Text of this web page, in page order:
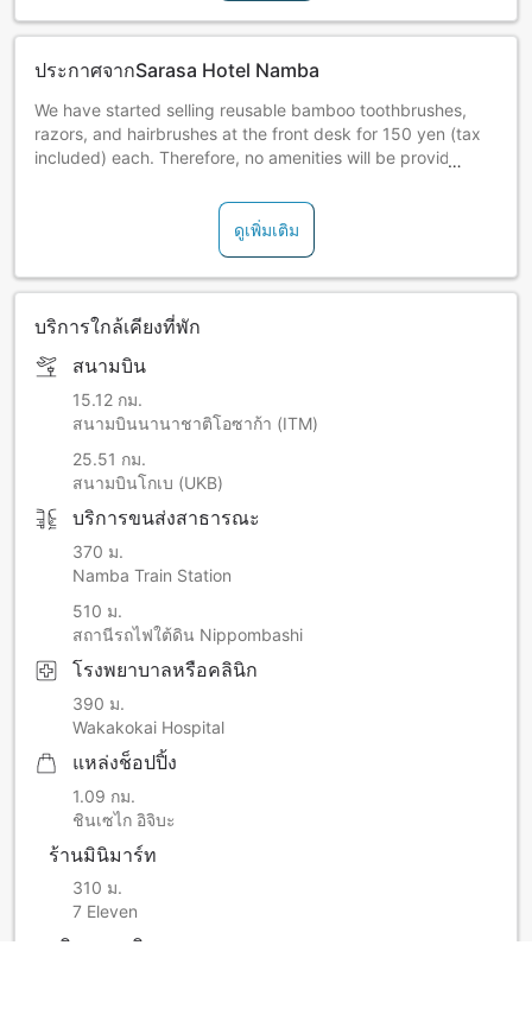
ประกาศจากSarasa Hotel Namba
We have started selling reusable bamboo toothbrushes,
razors, and hairbrushes at the front desk for 150 yen (tax
included) each. Therefore, no amenities will be provided in
environmentally-friendly amenities in the future.
Important Information Regarding Cleaning For guests
staying multiple nights, cleaning by the housekeeping staff
(including light cleaning and full cleaning) will be
conducted once every 3 days.
Towels can be exchanged daily. Further details will be
ดูเพิ่มเติม
บริการใกล้เคียงที่พัก
สนามบิน
15.12 กม.
สนามบินนานาชาติโอซาก้า (ITM)
25.51 กม.
สนามบินโกเบ (UKB)
บริการขนส่งสาธารณะ
370 ม.
Namba Train Station
510 ม.
สถานีรถไฟใต้ดิน Nippombashi
โรงพยาบาลหรือคลินิก
390 ม.
Wakakokai Hospital
แหล่งช็อปปิ้ง
1.09 กม.
ชินเซไก อิจิบะ
ร้านมินิมาร์ท
310 ม.
7 Eleven
บริการกดเงินสด